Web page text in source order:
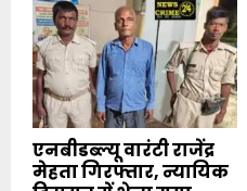
एनबीडब्ल्यू वारंटी राजेंद्र
मेहता गिरफ्तार, न्यायिक